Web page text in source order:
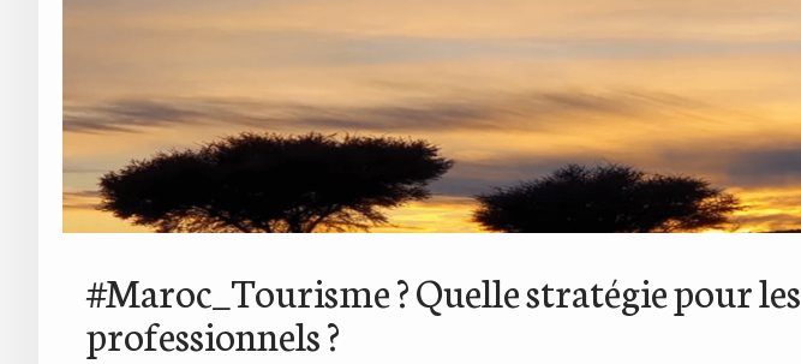
#Maroc_Tourisme ? Quelle stratégie pour les
professionnels ?